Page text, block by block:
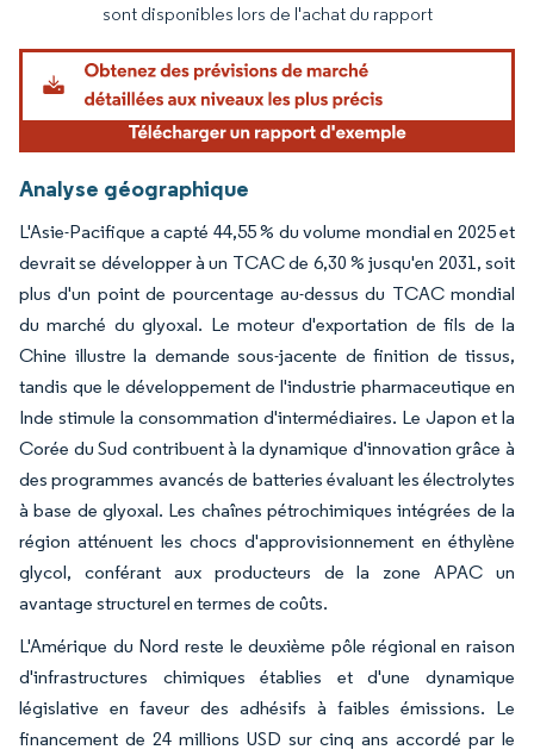
sont disponibles lors de l'achat du rapport
Analyse géographique
L'Asie-Pacifique a capté 44,55 % du volume mondial en 2025 et
devrait se développer à un TCAC de 6,30 % jusqu'en 2031, soit
plus d'un point de pourcentage au-dessus du TCAC mondial
du marché du glyoxal. Le moteur d'exportation de fils de la
Chine illustre la demande sous-jacente de finition de tissus,
tandis que le développement de l'industrie pharmaceutique en
Inde stimule la consommation d'intermédiaires. Le Japon et la
Corée du Sud contribuent à la dynamique d'innovation grâce à
des programmes avancés de batteries évaluant les électrolytes
à base de glyoxal. Les chaînes pétrochimiques intégrées de la
région atténuent les chocs d'approvisionnement en éthylène
glycol, conférant aux producteurs de la zone APAC un
avantage structurel en termes de coûts.
L'Amérique du Nord reste le deuxième pôle régional en raison
d'infrastructures chimiques établies et d'une dynamique
législative en faveur des adhésifs à faibles émissions. Le
financement de 24 millions USD sur cinq ans accordé par le